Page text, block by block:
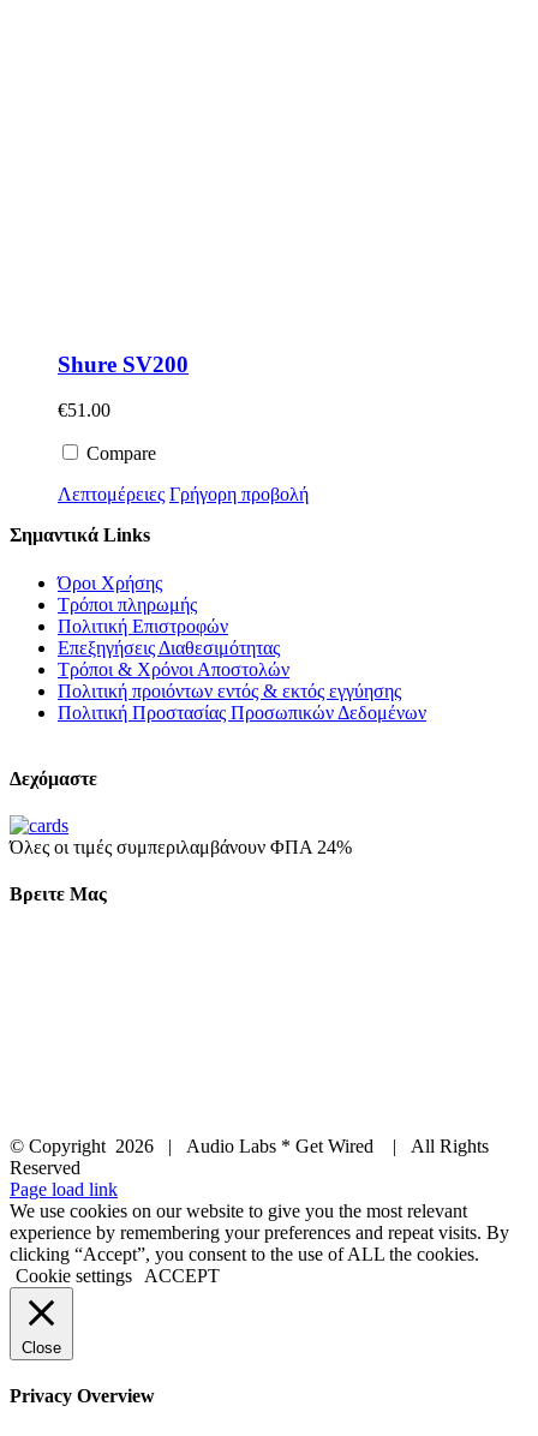
Shure SV200
€51.00
Compare
Λεπτομέρειες Γρήγορη προβολή
Σημαντικά Links
Όροι Χρήσης
Τρόποι πληρωμής
Πολιτική Επιστροφών
Επεξηγήσεις Διαθεσιμότητας
Τρόποι & Χρόνοι Αποστολών
Πολιτική προιόντων εντός & εκτός εγγύησης
Πολιτική Προστασίας Προσωπικών Δεδομένων
Δεχόμαστε
Όλες οι τιμές συμπεριλαμβάνουν ΦΠΑ 24%
Βρειτε Μας
© Copyright 2026 | Audio Labs * Get Wired | All Rights
Reserved
Facebook
Instagram
YouTube
LinkedIn
X
Page load link
We use cookies on our website to give you the most relevant
experience by remembering your preferences and repeat visits. By
clicking “Accept”, you consent to the use of ALL the cookies.
Cookie settings
ACCEPT
Close
Privacy Overview